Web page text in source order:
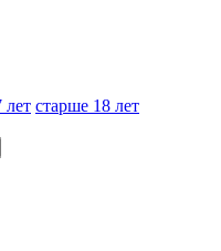
лет старше 18 лет